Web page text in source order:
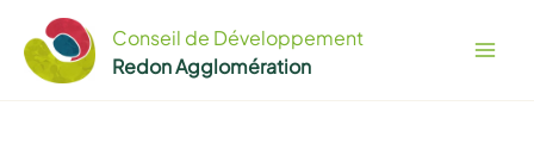
contenu
Conseil de Développement
Redon Agglomération